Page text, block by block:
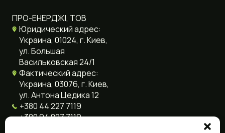
ПРО-ЕНЕРДЖІ, ТОВ
Юридический адрес:
Украина, 01024, г. Киев,
ул. Большая
Васильковская 24/1
Фактический адрес:
Украина, 03076, г. Киев,
ул. Антона Цедика 12
+380 44 227 7119
+380 94 827 7119